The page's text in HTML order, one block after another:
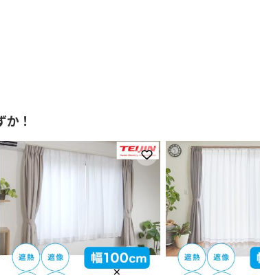
！
入りに登録 お気に入りに登録